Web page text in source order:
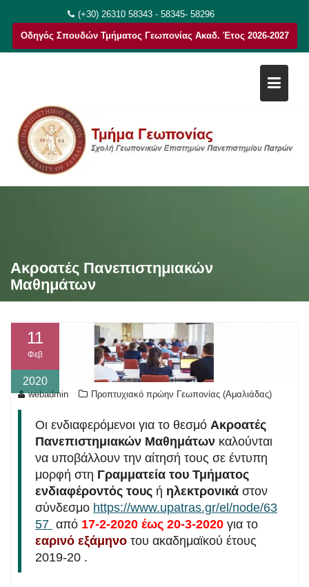
στο
περιεχόμενο
(+30) 26310 58343 - 58345- 58296
Οδηγός Σπουδών Τμήματος Γεωπονίας Ακαδ. Έτος 2026-2027
Ακροατές Πανεπιστημιακών
Μαθημάτων
11
Φεβ
2020
webadmin Προπτυχιακό πρώην Γεωπονίας (Αμαλιάδας)
Οι ενδιαφερόμενοι για το θεσμό Ακροατές
Πανεπιστημιακών Μαθημάτων καλούνται
να υποβάλλουν την αίτησή τους σε έντυπη
μορφή στη Γραμματεία του Τμήματος
ενδιαφέροντός τους ή ηλεκτρονικά στον
σύνδεσμο https://www.upatras.gr/el/node/63
57 από 17-2-2020 έως 20-3-2020 για το
εαρινό εξάμηνο του ακαδημαϊκού έτους
2019-20 .